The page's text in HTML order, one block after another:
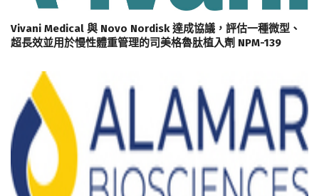
Vivani Medical 與 Novo Nordisk 達成協議，評估一種微型、
超長效並用於慢性體重管理的司美格魯肽植入劑 NPM-139